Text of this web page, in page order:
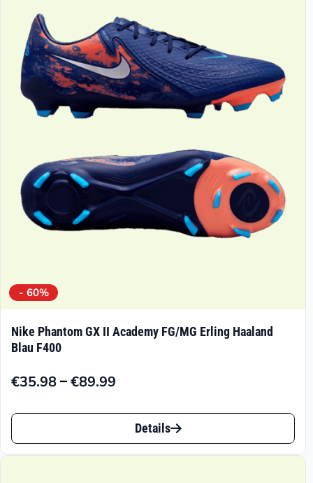
- 60%
Nike Phantom GX II Academy FG/MG Erling Haaland
Blau F400
€35.98–€89.99
Preisspanne:
€89.99
Dieses
Produkt
Details